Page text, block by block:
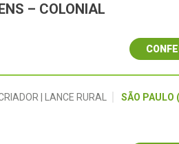
– COLONIAL
| LANCE RURAL SÃO PAULO